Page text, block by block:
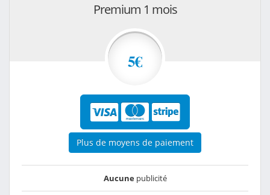
Premium 1 mois
5€
Plus de moyens de paiement
Aucunepublicité